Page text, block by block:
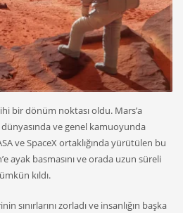
bir dönüm noktası oldu. Mars’a
ve genel kamuoyunda
ve SpaceX ortaklığında yürütülen bu
ayak basmasını ve orada uzun süreli
kıldı.
sınırlarını zorladı ve insanlığın başka